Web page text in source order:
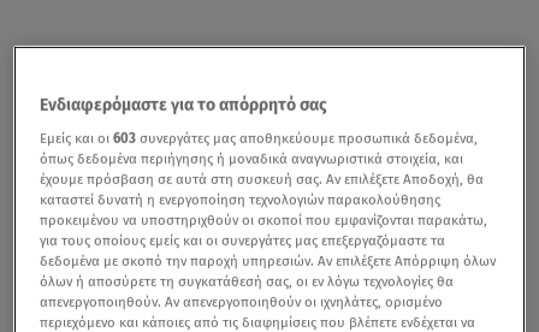
Ενδιαφερόμαστε για το απόρρητό σας
Εμείς και οι603 συνεργάτες μας αποθηκεύουμε προσωπικά δεδομένα,
όπως δεδομένα περιήγησης ή μοναδικά αναγνωριστικά στοιχεία, και
έχουμε πρόσβαση σε αυτά στη συσκευή σας. Αν επιλέξετε Αποδοχή, θα
καταστεί δυνατή η ενεργοποίηση τεχνολογιών παρακολούθησης
προκειμένου να υποστηριχθούν οι σκοποί που εμφανίζονται παρακάτω,
για τους οποίους εμείς και οι συνεργάτες μας επεξεργαζόμαστε τα
δεδομένα με σκοπό την παροχή υπηρεσιών. Αν επιλέξετε Απόρριψη όλων
όλων ή αποσύρετε τη συγκατάθεσή σας, οι εν λόγω τεχνολογίες θα
απενεργοποιηθούν. Αν απενεργοποιηθούν οι ιχνηλάτες, ορισμένο
περιεχόμενο και κάποιες από τις διαφημίσεις που βλέπετε ενδέχεται να